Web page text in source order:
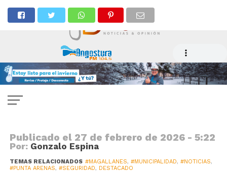
Radonich y Leitao abordan
situación judicial de cámaras de
vigilancia y refuerzan
compromiso con la seguridad
Publicado el 27 de febrero de 2026 - 5:22
Por: Gonzalo Espina
TEMAS RELACIONADOS #MAGALLANES, #MUNICIPALIDAD, #NOTICIAS,
#PUNTA ARENAS, #SEGURIDAD, DESTACADO